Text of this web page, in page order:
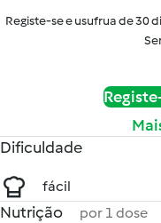
Registe-se e usufrua de 30
Dificuldade
fácil
Nutrição por 1 dose